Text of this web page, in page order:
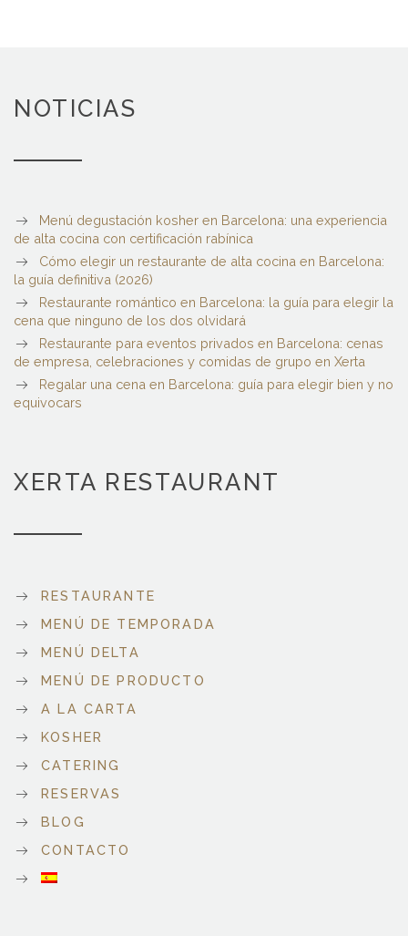
NOTICIAS
Menú degustación kosher en Barcelona: una experiencia
de alta cocina con certificación rabínica
Cómo elegir un restaurante de alta cocina en Barcelona:
la guía definitiva (2026)
Restaurante romántico en Barcelona: la guía para elegir la
cena que ninguno de los dos olvidará
Restaurante para eventos privados en Barcelona: cenas
de empresa, celebraciones y comidas de grupo en Xerta
Regalar una cena en Barcelona: guía para elegir bien y no
equivocars
XERTA RESTAURANT
RESTAURANTE
MENÚ DE TEMPORADA
MENÚ DELTA
MENÚ DE PRODUCTO
A LA CARTA
KOSHER
CATERING
RESERVAS
BLOG
CONTACTO